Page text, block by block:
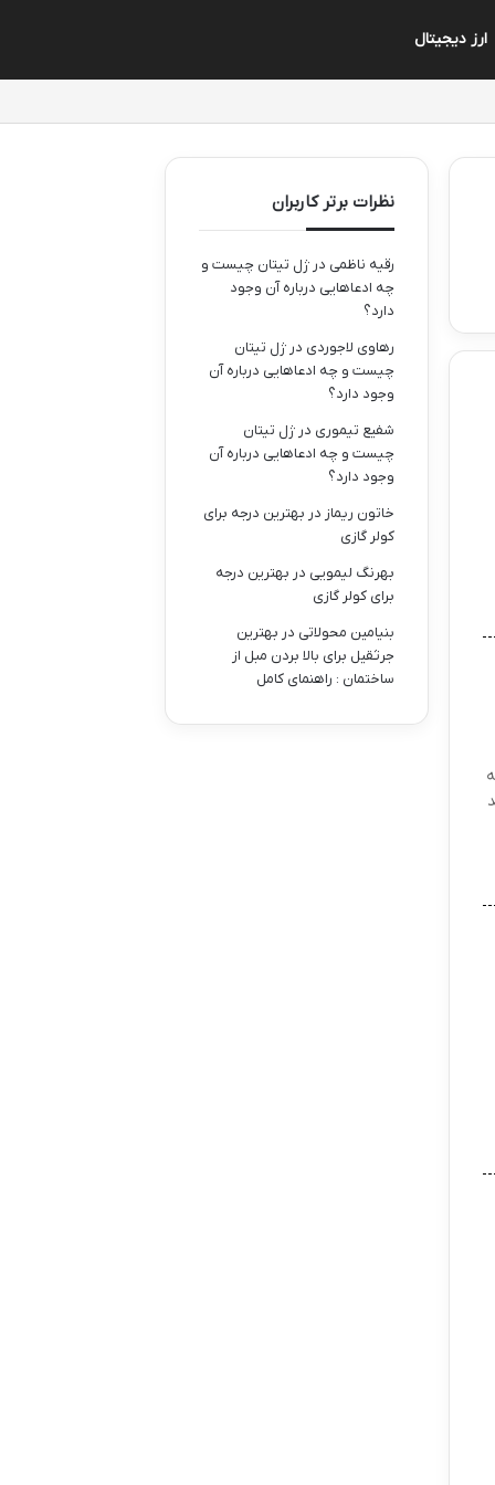
ارز دیجیتال
نظرات برتر کاربران
رقیه ناظمی در ژل تیتان چیست و
چه ادعاهایی درباره آن وجود
دارد؟
رهاوی لاجوردی در ژل تیتان
چیست و چه ادعاهایی درباره آن
وجود دارد؟
شفیع تیموری در ژل تیتان
چیست و چه ادعاهایی درباره آن
وجود دارد؟
خاتون ریماز در بهترین درجه برای
کولر گازی
بهرنگ لیمویی در بهترین درجه
برای کولر گازی
بنیامین محولاتی در بهترین
جرثقیل برای بالا بردن مبل از
ساختمان : راهنمای کامل